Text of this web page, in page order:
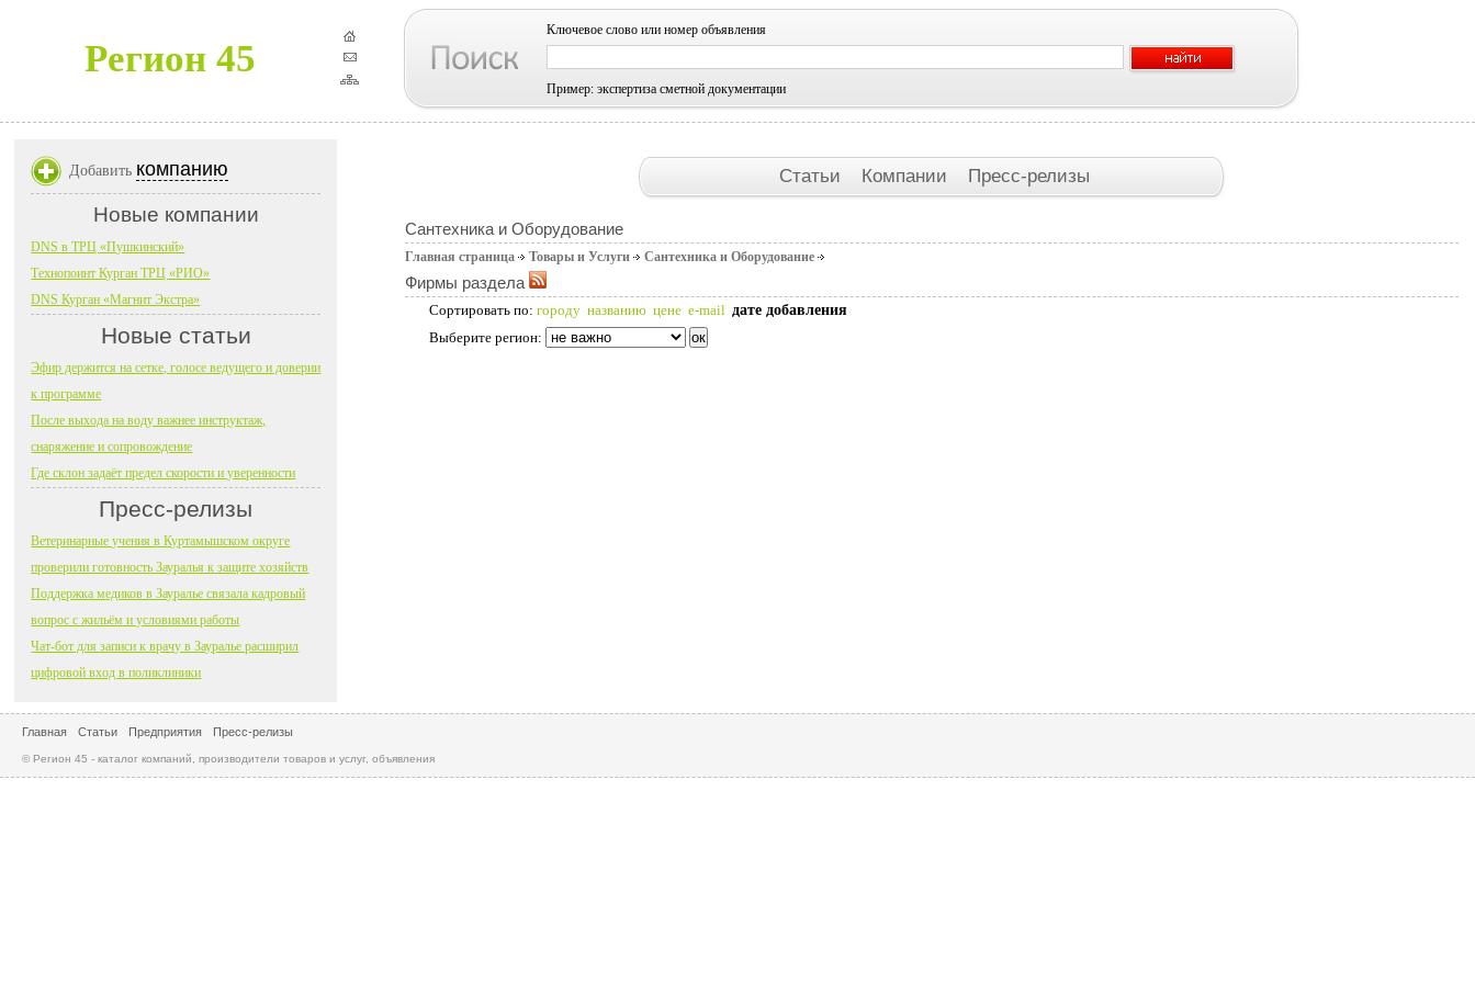
Регион 45
Ключевое слово или номер объявления
Пример: экспертиза сметной документации
Статьи Компании Пресс-релизы
Сантехника и Оборудование
Главная страница Товары и Услуги Сантехника и Оборудование
Фирмы раздела
Сортировать по: городу названию цене e-mail дате добавления
Выберите регион:
Добавить компанию
Новые компании
DNS в ТРЦ «Пушкинский»
Технопоинт Курган ТРЦ «РИО»
DNS Курган «Магнит Экстра»
Новые статьи
Эфир держится на сетке, голосе ведущего и доверии
к программе
После выхода на воду важнее инструктаж,
снаряжение и сопровождение
Где склон задаёт предел скорости и уверенности
Пресс-релизы
Ветеринарные учения в Куртамышском округе
проверили готовность Зауралья к защите хозяйств
Поддержка медиков в Зауралье связала кадровый
вопрос с жильём и условиями работы
Чат-бот для записи к врачу в Зауралье расширил
цифровой вход в поликлиники
Главная Статьи Предприятия Пресс-релизы
© Регион 45 - каталог компаний, производители товаров и услуг, объявления